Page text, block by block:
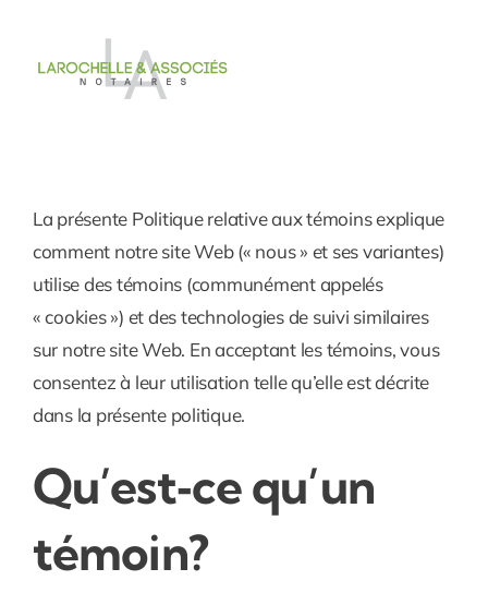
contenu
La présente Politique relative aux témoins explique
comment notre site Web (« nous » et ses variantes)
utilise des témoins (communément appelés
« cookies ») et des technologies de suivi similaires
sur notre site Web. En acceptant les témoins, vous
consentez à leur utilisation telle qu’elle est décrite
dans la présente politique.
Qu’est‑ce qu’un
témoin?